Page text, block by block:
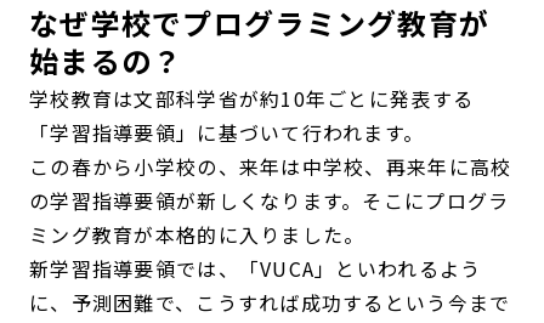
なぜ学校でプログラミング教育が
始まるの？
学校教育は文部科学省が約10年ごとに発表する
「学習指導要領」に基づいて行われます。
この春から小学校の、来年は中学校、再来年に高校
の学習指導要領が新しくなります。そこにプログラ
ミング教育が本格的に入りました。
新学習指導要領では、「VUCA」といわれるよう
に、予測困難で、こうすれば成功するという今まで